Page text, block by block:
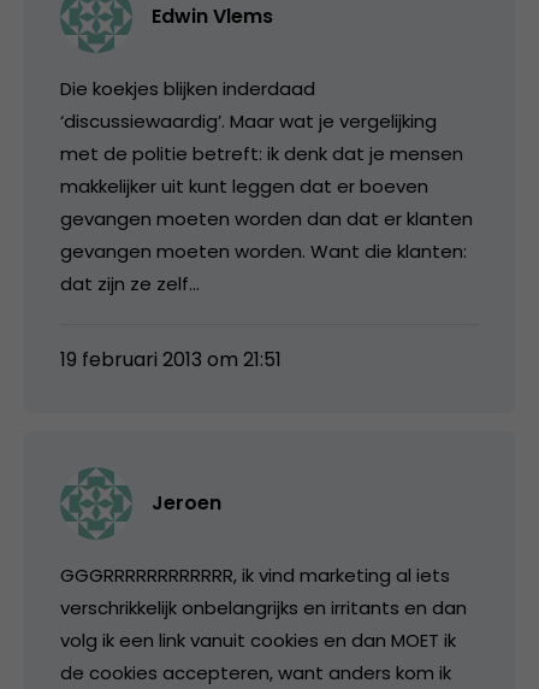
Edwin Vlems
Die koekjes blijken inderdaad
‘discussiewaardig’. Maar wat je vergelijking
met de politie betreft: ik denk dat je mensen
makkelijker uit kunt leggen dat er boeven
gevangen moeten worden dan dat er klanten
gevangen moeten worden. Want die klanten:
dat zijn ze zelf…
19 februari 2013 om 21:51
Jeroen
GGGRRRRRRRRRRRR, ik vind marketing al iets
verschrikkelijk onbelangrijks en irritants en dan
volg ik een link vanuit cookies en dan MOET ik
de cookies accepteren, want anders kom ik